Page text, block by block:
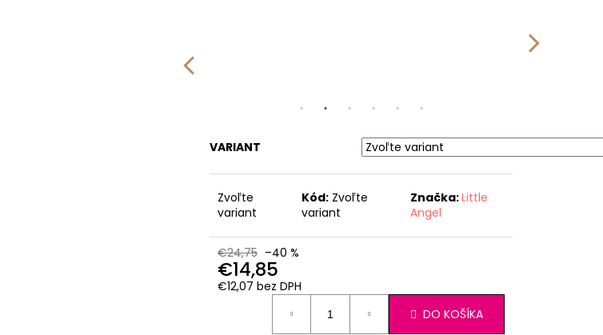
VARIANT
Zvoľte
variant
Kód: Zvoľte
variant
Značka:Little
Angel
€24,75 –40 %
€14,85
€12,07 bez DPH
DO KOŠÍKA